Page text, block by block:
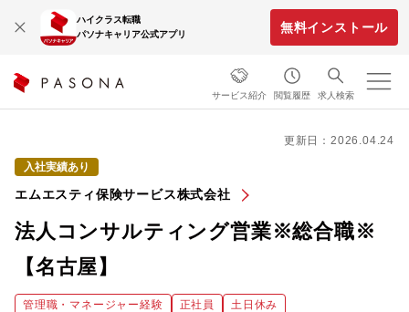
ハイクラス転職
パソナキャリア公式アプリ
無料インストール
サービス紹介 閲覧履歴 求人検索
更新日：2026.04.24
入社実績あり
エムエスティ保険サービス株式会社
法人コンサルティング営業※総合職※
【名古屋】
管理職・マネージャー経験 正社員 土日休み